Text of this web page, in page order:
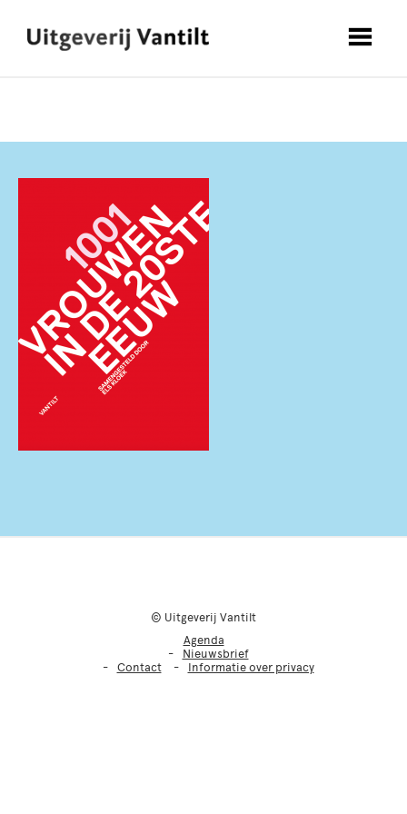
© Uitgeverij Vantilt
Agenda
Nieuwsbrief
Contact
Informatie over privacy